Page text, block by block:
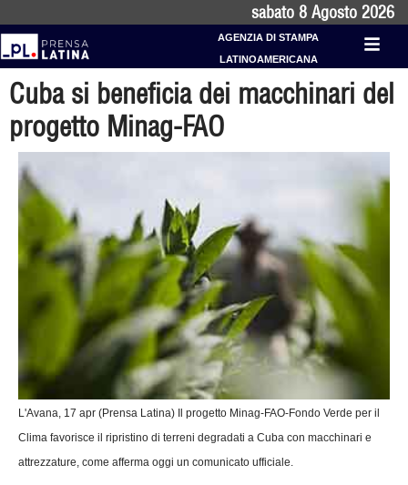
sabato 8 Agosto 2026
AGENZIA DI STAMPA
LATINOAMERICANA
Cuba si beneficia dei macchinari del
progetto Minag-FAO
L'Avana, 17 apr (Prensa Latina) Il progetto Minag-FAO-Fondo Verde per il
Clima favorisce il ripristino di terreni degradati a Cuba con macchinari e
attrezzature, come afferma oggi un comunicato ufficiale.